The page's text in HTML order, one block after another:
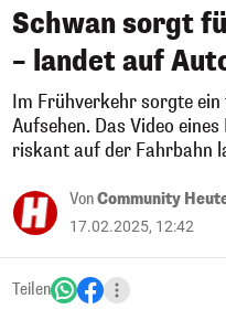
Schwan sorgt
– landet auf
Im Frühverkehr sorgte
Aufsehen. Das Video
riskant auf der Fahrbahn
VonCommunity
17.02.2025, 12:42
Teilen